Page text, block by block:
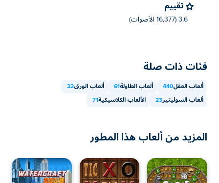
تقييم
3.6 (16,377 الأصوات)
فئات ذات صلة
ألعاب العقل440 ألعاب الطاولة61 ألعاب الورق32
ألعاب السوليتير23 الألعاب الكلاسيكية71
المزيد من ألعاب هذا المطور